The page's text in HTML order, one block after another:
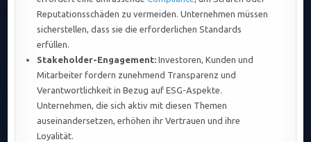
Reputationsschäden zu vermeiden. Unternehmen müssen
sicherstellen, dass sie die erforderlichen Standards
erfüllen.
Stakeholder-Engagement: Investoren, Kunden und
Mitarbeiter fordern zunehmend Transparenz und
Verantwortlichkeit in Bezug auf ESG-Aspekte.
Unternehmen, die sich aktiv mit diesen Themen
auseinandersetzen, erhöhen ihr Vertrauen und ihre
Loyalität.